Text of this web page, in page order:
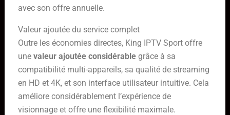
avec son offre annuelle.
Valeur ajoutée du service complet
Outre les économies directes, King IPTV Sport offre
une valeur ajoutée considérablegrâce à sa
compatibilité multi-appareils, sa qualité de streaming
en HD et 4K, et son interface utilisateur intuitive. Cela
améliore considérablement l’expérience de
visionnage et offre une flexibilité maximale.